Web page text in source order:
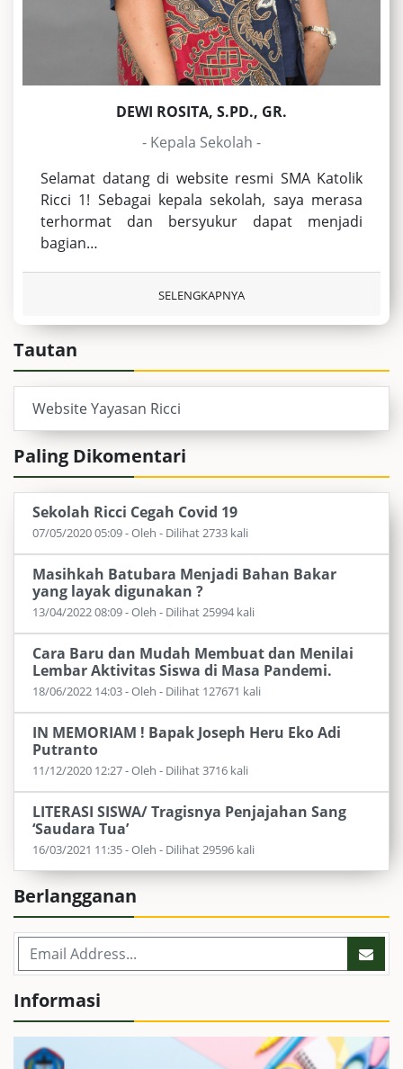
DEWI ROSITA, S.PD., GR.
- Kepala Sekolah -
Selamat datang di website resmi SMA Katolik
Ricci 1! Sebagai kepala sekolah, saya merasa
terhormat dan bersyukur dapat menjadi
bagian…
SELENGKAPNYA
Tautan
Website Yayasan Ricci
Paling Dikomentari
Sekolah Ricci Cegah Covid 19
07/05/2020 05:09 - Oleh - Dilihat 2733 kali
Masihkah Batubara Menjadi Bahan Bakar
yang layak digunakan ?
13/04/2022 08:09 - Oleh - Dilihat 25994 kali
Cara Baru dan Mudah Membuat dan Menilai
Lembar Aktivitas Siswa di Masa Pandemi.
18/06/2022 14:03 - Oleh - Dilihat 127671 kali
IN MEMORIAM ! Bapak Joseph Heru Eko Adi
Putranto
11/12/2020 12:27 - Oleh - Dilihat 3716 kali
LITERASI SISWA/ Tragisnya Penjajahan Sang
‘Saudara Tua’
16/03/2021 11:35 - Oleh - Dilihat 29596 kali
Berlangganan
Informasi